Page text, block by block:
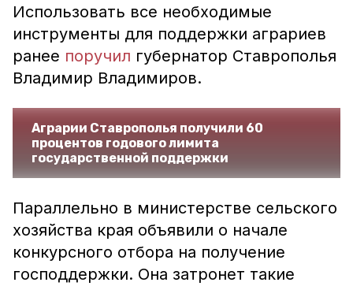
Использовать все необходимые
инструменты для поддержки аграриев
ранее поручил губернатор Ставрополья
Владимир Владимиров.
Аграрии Ставрополья получили 60
процентов годового лимита
государственной поддержки
Параллельно в министерстве сельского
хозяйства края объявили о начале
конкурсного отбора на получение
господдержки. Она затронет такие